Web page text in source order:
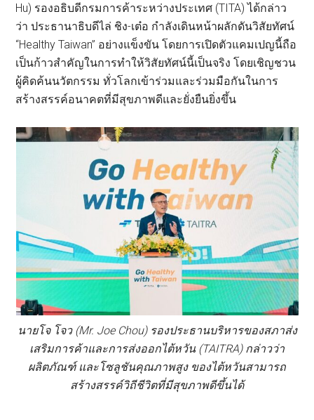
Hu) รองอธิบดีกรมการค้าระหว่างประเทศ (TITA) ได้กล่าว
ว่า ประธานาธิบดีไล่ ชิง-เต๋อ กำลังเดินหน้าผลักดันวิสัยทัศน์
“Healthy Taiwan” อย่างแข็งขัน โดยการเปิดตัวแคมเปญนี้ถือ
เป็นก้าวสำคัญในการทำให้วิสัยทัศน์นี้เป็นจริง โดยเชิญชวน
ผู้คิดค้นนวัตกรรม ทั่วโลกเข้าร่วมและร่วมมือกันในการ
สร้างสรรค์อนาคตที่มีสุขภาพดีและยั่งยืนยิ่งขึ้น
นายโจ โจว (Mr. Joe Chou) รองประธานบริหารของสภาส่ง
เสริมการค้าและการส่งออกไต้หวัน (TAITRA) กล่าวว่า
ผลิตภัณฑ์ และโซลูชันคุณภาพสูง ของไต้หวันสามารถ
สร้างสรรค์วิถีชีวิตที่มีสุขภาพดีขึ้นได้